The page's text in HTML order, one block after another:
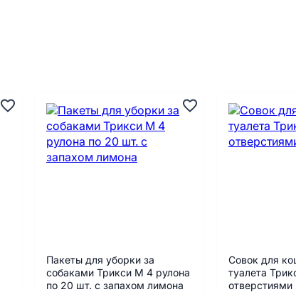
Пакеты для уборки за
собаками Трикси M 4 рулона
по 20 шт. с запахом лимона
Совок для
туалета
отверстиями